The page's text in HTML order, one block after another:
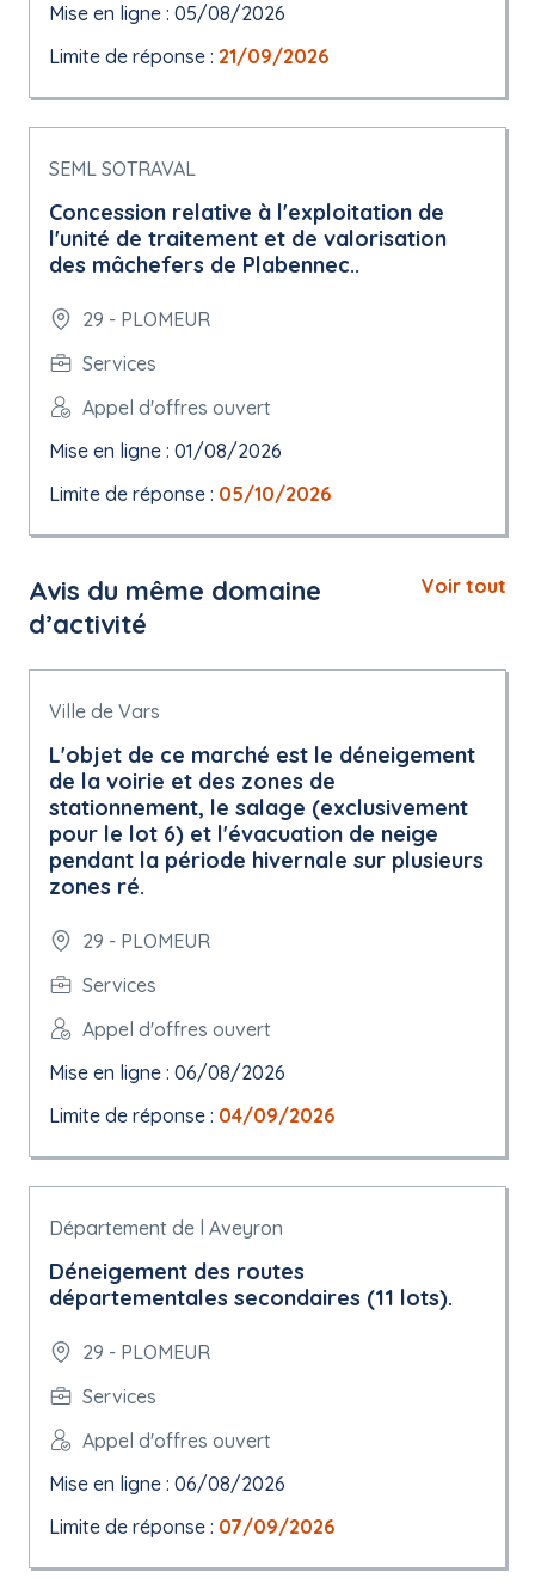
Mise en ligne : 05/08/2026
Limite de réponse : 21/09/2026
SEML SOTRAVAL
Concession relative à l'exploitation de
l'unité de traitement et de valorisation
des mâchefers de Plabennec..
29 - PLOMEUR
Services
Appel d'offres ouvert
Mise en ligne : 01/08/2026
Limite de réponse : 05/10/2026
Avis du même domaine
d’activité
Voir tout
Ville de Vars
L'objet de ce marché est le déneigement
de la voirie et des zones de
stationnement, le salage (exclusivement
pour le lot 6) et l'évacuation de neige
pendant la période hivernale sur plusieurs
zones ré.
29 - PLOMEUR
Services
Appel d'offres ouvert
Mise en ligne : 06/08/2026
Limite de réponse : 04/09/2026
Département de l Aveyron
Déneigement des routes
départementales secondaires (11 lots).
29 - PLOMEUR
Services
Appel d'offres ouvert
Mise en ligne : 06/08/2026
Limite de réponse : 07/09/2026